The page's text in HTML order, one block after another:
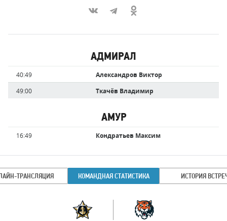
забившие
голы
АДМИРАЛ
Время Имя
игрока
40:49
Александров Виктор
49:00
Ткачёв Владимир
АМУР
Время Имя
игрока
16:49 Кондратьев Максим
ТРАНСЛЯЦИЯ КОМАНДНАЯ СТАТИСТИКА ИСТОРИЯ
Команда